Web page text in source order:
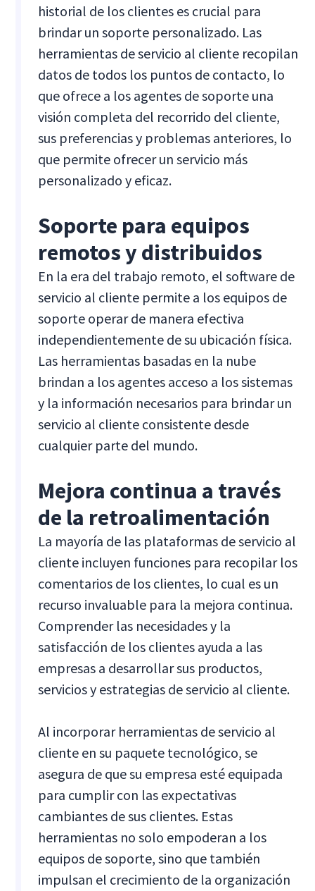
historial de los clientes es crucial para
brindar un soporte personalizado. Las
herramientas de servicio al cliente recopilan
datos de todos los puntos de contacto, lo
que ofrece a los agentes de soporte una
visión completa del recorrido del cliente,
sus preferencias y problemas anteriores, lo
que permite ofrecer un servicio más
personalizado y eficaz.
Soporte para equipos
remotos y distribuidos
En la era del trabajo remoto, el software de
servicio al cliente permite a los equipos de
soporte operar de manera efectiva
independientemente de su ubicación física.
Las herramientas basadas en la nube
brindan a los agentes acceso a los sistemas
y la información necesarios para brindar un
servicio al cliente consistente desde
cualquier parte del mundo.
Mejora continua a través
de la retroalimentación
La mayoría de las plataformas de servicio al
cliente incluyen funciones para recopilar los
comentarios de los clientes, lo cual es un
recurso invaluable para la mejora continua.
Comprender las necesidades y la
satisfacción de los clientes ayuda a las
empresas a desarrollar sus productos,
servicios y estrategias de servicio al cliente.
Al incorporar herramientas de servicio al
cliente en su paquete tecnológico, se
asegura de que su empresa esté equipada
para cumplir con las expectativas
cambiantes de sus clientes. Estas
herramientas no solo empoderan a los
equipos de soporte, sino que también
impulsan el crecimiento de la organización